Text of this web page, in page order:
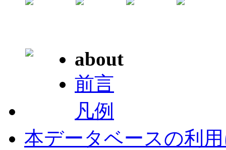
about
前言
凡例
本データベースの利